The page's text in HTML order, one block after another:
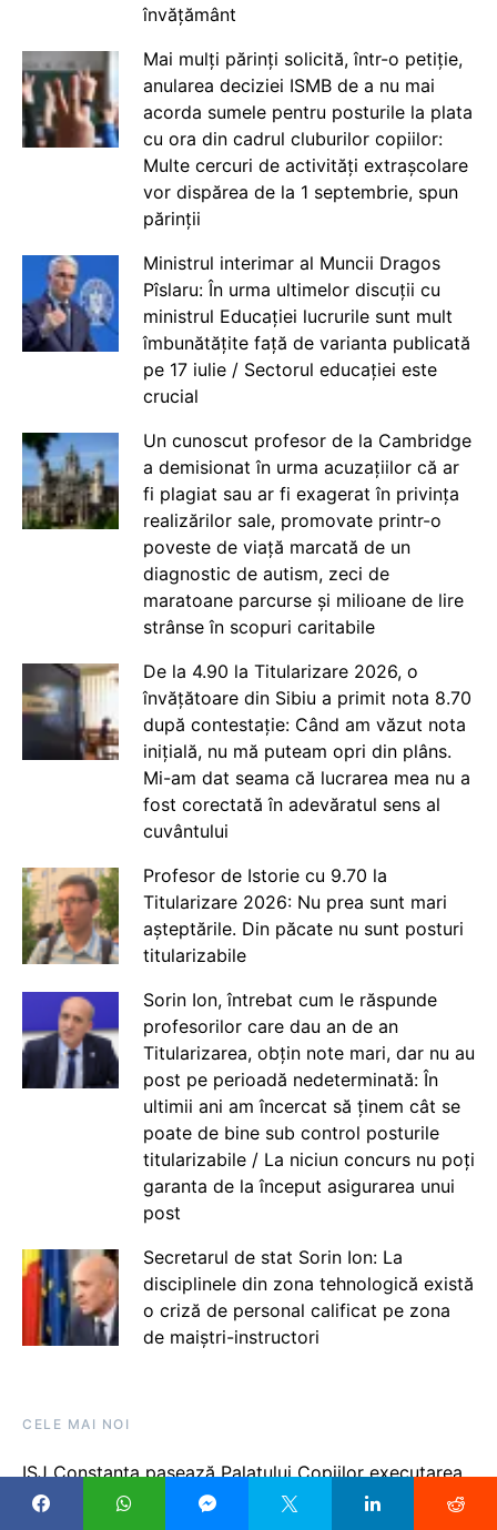
învățământ
Mai mulți părinți solicită, într-o petiție,
anularea deciziei ISMB de a nu mai
acorda sumele pentru posturile la plata
cu ora din cadrul cluburilor copiilor:
Multe cercuri de activități extrașcolare
vor dispărea de la 1 septembrie, spun
părinții
Ministrul interimar al Muncii Dragos
Pîslaru: În urma ultimelor discuții cu
ministrul Educației lucrurile sunt mult
îmbunătățite față de varianta publicată
pe 17 iulie / Sectorul educației este
crucial
Un cunoscut profesor de la Cambridge
a demisionat în urma acuzațiilor că ar
fi plagiat sau ar fi exagerat în privința
realizărilor sale, promovate printr-o
poveste de viață marcată de un
diagnostic de autism, zeci de
maratoane parcurse și milioane de lire
strânse în scopuri caritabile
De la 4.90 la Titularizare 2026, o
învățătoare din Sibiu a primit nota 8.70
după contestație: Când am văzut nota
inițială, nu mă puteam opri din plâns.
Mi-am dat seama că lucrarea mea nu a
fost corectată în adevăratul sens al
cuvântului
Profesor de Istorie cu 9.70 la
Titularizare 2026: Nu prea sunt mari
așteptările. Din păcate nu sunt posturi
titularizabile
Sorin Ion, întrebat cum le răspunde
profesorilor care dau an de an
Titularizarea, obțin note mari, dar nu au
post pe perioadă nedeterminată: În
ultimii ani am încercat să ținem cât se
poate de bine sub control posturile
titularizabile / La niciun concurs nu poți
garanta de la început asigurarea unui
post
Secretarul de stat Sorin Ion: La
disciplinele din zona tehnologică există
o criză de personal calificat pe zona
de maiștri-instructori
CELE MAI NOI
ISJ Constanța pasează Palatului Copiilor executarea
hotărârii prin care Tribunalul a suspendat chiar